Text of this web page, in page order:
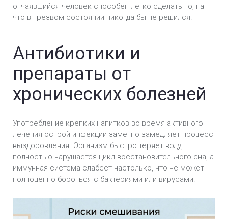
отчаявшийся человек способен легко сделать то, на
что в трезвом состоянии никогда бы не решился.
Антибиотики и
препараты от
хронических болезней
Употребление крепких напитков во время активного
лечения острой инфекции заметно замедляет процесс
выздоровления. Организм быстро теряет воду,
полностью нарушается цикл восстановительного сна, а
иммунная система слабеет настолько, что не может
полноценно бороться с бактериями или вирусами.